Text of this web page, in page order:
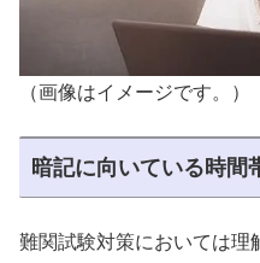
（画像はイメージです。）
暗記に向いている時間
難関試験対策においては理